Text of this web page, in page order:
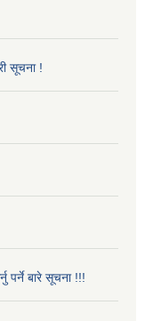
सूचना !
पर्ने बारे सूचना !!!